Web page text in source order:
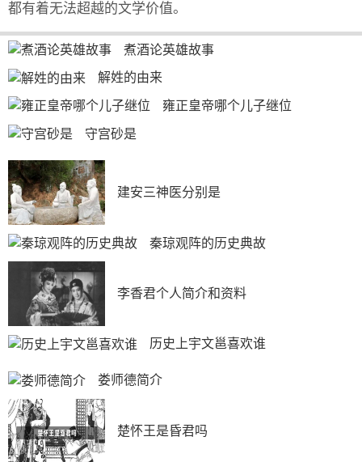
都有着无法超越的文学价值。
煮酒论英雄故事
解姓的由来
雍正皇帝哪个儿子继位
守宫砂是
建安三神医分别是
秦琼观阵的历史典故
李香君个人简介和资料
历史上宇文邕喜欢谁
娄师德简介
楚怀王是昏君吗